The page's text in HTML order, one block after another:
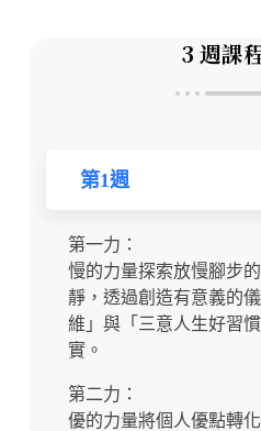
3 週課
第1週
第一力：
慢的力量探索放慢腳步
靜，透過創造有意義的
維」與「三意人生好習
實。
第二力：
優的力量將個人優點轉